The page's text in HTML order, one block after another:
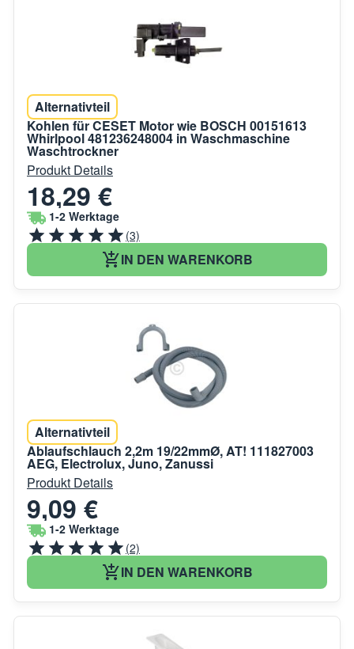
Alternativteil
Kohlen für CESET Motor wie BOSCH 00151613
Whirlpool 481236248004 in Waschmaschine
Waschtrockner
Produkt Details
18,29 €
1-2 Werktage
(3)
IN DEN WARENKORB
Alternativteil
Ablaufschlauch 2,2m 19/22mmØ, AT! 111827003
AEG, Electrolux, Juno, Zanussi
Produkt Details
9,09 €
1-2 Werktage
(2)
IN DEN WARENKORB